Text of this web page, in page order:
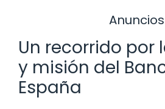
Anuncios
Un recorrido por
y misión del
España